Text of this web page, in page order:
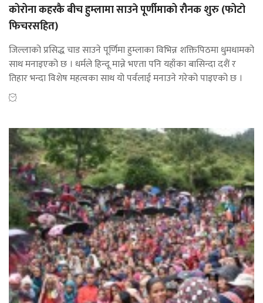
कोरोना कहरकै बीच हुम्लामा साउने पूर्णीमाको रौनक शुरु (फोटो
फिचरसहित)
जिल्लाको प्रसिद्ध चाड साउने पूर्णिमा हुम्लाका विभिन्न शक्तिपिठमा धुमधामको
साथ मनाइएको छ । धर्मले हिन्दू मान्ने भएता पनि यहाँका बासिन्दा दशैं र
तिहार भन्दा विशेष महत्वका साथ यो पर्वलाई मनाउने गरेको पाइएको छ ।